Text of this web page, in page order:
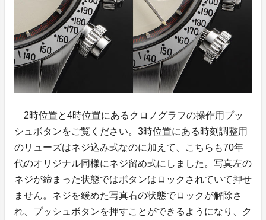
2時位置と4時位置にあるクロノグラフの操作用プッ
シュボタンをご覧ください。3時位置にある時刻調整用
のリューズはネジ込み式なのに加えて、こちらも70年
代のオリジナル同様にネジ留め式にしました。写真左の
ネジが締まった状態ではボタンはロックされていて押せ
ません。ネジを緩めた写真右の状態でロックが解除さ
れ、プッシュボタンを押すことができるようになり、ク